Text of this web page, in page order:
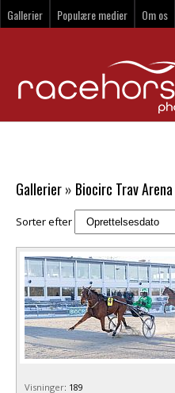
Gallerier Populære medier Om os
Gallerier» Biocirc Trav
Sorter efter
Visninger: 189